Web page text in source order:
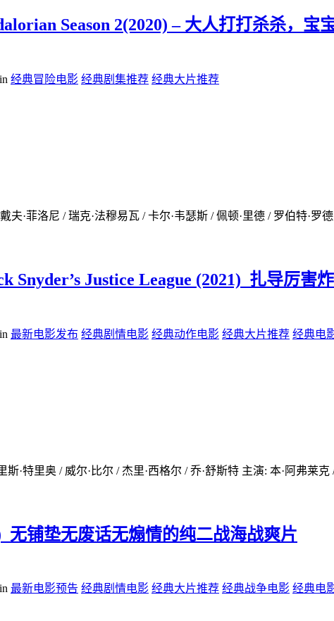
Season 2(2020) – 大人打打杀杀，宝
in 经典冒险电影 经典剧集推荐 经典大片推荐
夫·菲洛尼 / 瑞克·法穆易瓦 / 卡尔·韦瑟斯 / 佩顿·里德 / 罗伯特·
Snyder’s Justice League (2021)_扎导厉害
in 最新电影发布 经典剧情电影 经典动作电影 经典大片推荐 经典电
斯·特里奥 / 威尔·比尔 / 杰里·西格尔 / 乔·舒斯特 主演: 本·阿弗莱
无铺垫无废话无煽情的纯二战海战爽片
in 最新电影预告 经典剧情电影 经典大片推荐 经典战争电影 经典电